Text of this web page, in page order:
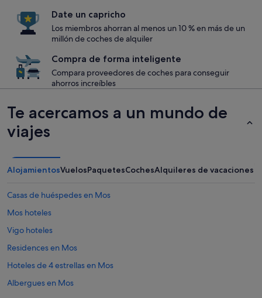
Date un capricho
Los miembros ahorran al menos un 10 % en más de un
millón de coches de alquiler
Compra de forma inteligente
Compara proveedores de coches para conseguir
ahorros increíbles
Te acercamos a un mundo de
viajes
AlojamientosVuelosPaquetesCochesAlquileres de vacaciones
Casas de huéspedes en Mos
Mos hoteles
Vigo hoteles
Residences en Mos
Hoteles de 4 estrellas en Mos
Albergues en Mos